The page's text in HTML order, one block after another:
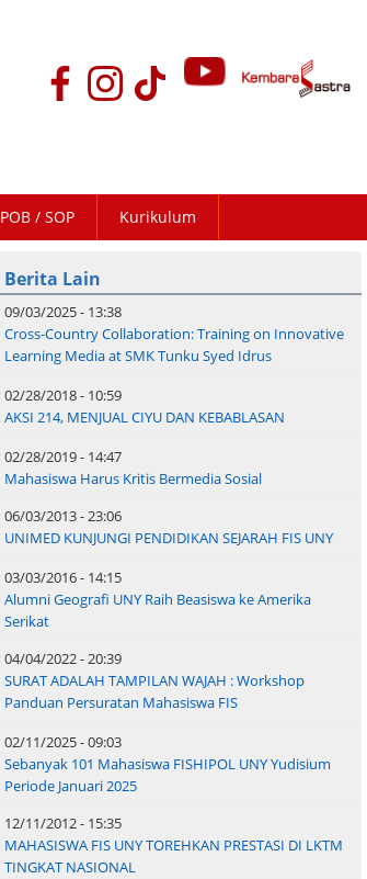
POB / SOP Kurikulum
Berita Lain
09/03/2025 - 13:38
Cross-Country Collaboration: Training on Innovative
Learning Media at SMK Tunku Syed Idrus
02/28/2018 - 10:59
AKSI 214, MENJUAL CIYU DAN KEBABLASAN
02/28/2019 - 14:47
Mahasiswa Harus Kritis Bermedia Sosial
06/03/2013 - 23:06
UNIMED KUNJUNGI PENDIDIKAN SEJARAH FIS UNY
03/03/2016 - 14:15
Alumni Geografi UNY Raih Beasiswa ke Amerika
Serikat
04/04/2022 - 20:39
SURAT ADALAH TAMPILAN WAJAH : Workshop
Panduan Persuratan Mahasiswa FIS
02/11/2025 - 09:03
Sebanyak 101 Mahasiswa FISHIPOL UNY Yudisium
Periode Januari 2025
12/11/2012 - 15:35
MAHASISWA FIS UNY TOREHKAN PRESTASI DI LKTM
TINGKAT NASIONAL